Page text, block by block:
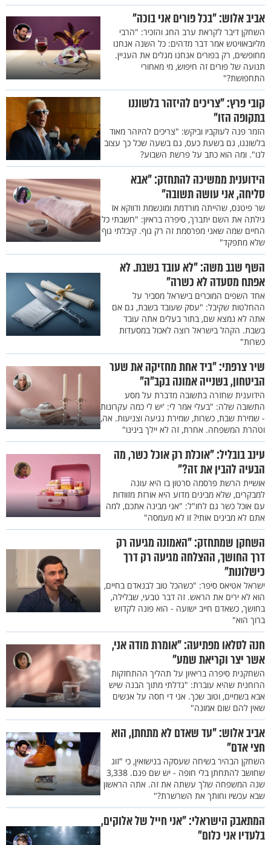
אביב אלוש: "בכל פורים אני בוכה"
השחקן דיבר לקראת ערב החג והזכיר: "הרבי
מליובאוויטש אמר דבר מדהים: כל השנה אנחנו
מחופשים, רק בפורים אנחנו מגלים את העניין.
תנועה של פורים זה חיפוש, מי מאחורי
התחפושת?"
קובי פרץ: "צריכים להיזהר בלשוננו
בתקופה הזו"
הזמר פנה לעוקביו וביקש: "צריכים להיזהר מאוד
בלשוננו, גם בשעת כעס, גם בשעה שכל כך עצוב
לנו". ומה הוא כתב על פרשת השבוע?
הידוענית ממשיכה להתחזק: "אבא
סליחה, אני עושה תשובה"
שר פיטנס, שהייתה מורדמת ומונשמת ודווקא אז
גילתה את השם יתברך, סיפרה בראיון: "חשבתי כל
החיים שמה שאני מפרסמת זה רק גוף. קיבלתי גוף
שלא מתפקד"
השף שגב משה: "לא עובד בשבת. לא
אפתח מסעדה לא כשרה"
אחד השפים המוכרים בישראל מסביר על
ההחלטות שקיבל: "עסק שעובד בשבת, גם אם
אתה לא נמצא שם, בתור בעלים אתה עובד
בשבת. הקהל בישראל רוצה לאכול במסעדות
כשרות"
שיר צרפתי: "ביד אחת מחזיקה את שער
הביטחון, בשנייה אמונה בקב"ה"
הידוענית שחזרה בתשובה מדברת על מסע
התשובה שלה: "בעלי אמר לי: 'יש לי כמה עקרונות
- שמירת שבת, כשרות, שמירת נגיעה וצניעות. אה,
וטהרת המשפחה. אחרת, זה לא יילך בינינו"
עינב בובליל: "אוכלת רק אוכל כשר, מה
הבעיה להבין את זה?"
אושיית הרשת פרסמה סרטון בו היא עונה
למבקרים, שלא מבינים מדוע היא אורזת מזוודות
עם אוכל כשר גם לחו"ל: "אני מבינה אתכם, למה
אתם לא מבינים אותי? זו לא מעמסה"
השחקן שמתחזק: "האמונה מגיעה רק
דרך החושך, ההצלחה מגיעה רק דרך
כישלונות"
ישראל אטיאס סיפר: "כשהכל טוב לבנאדם בחיים,
הוא לא ירים את הראש. זה דבר טבעי, שבלילה,
בחושך, כשאדם חייב ישועה - הוא פונה לקדוש
ברוך הוא"
חנה לסלאו מפתיעה: "אומרת מודה אני,
אשר יצר וקריאת שמע"
השחקנית סיפרה בריאיון על תהליך ההתחזקות
הרוחנית שהיא עוברת: "גדלתי מתוך הבנה שיש
אבא בשמיים, וטוב שכך. אני די חסה על אנשים
שאין להם שום אמונה"
אביב אלוש: "עד שאדם לא מתחתן, הוא
חצי אדם"
השחקן הבהיר בשיחה שעסקה בנישואין, כי "זוג
שחושב להתחתן בלי חופה - יש שם פגם. 3,338
שנה המשפחה שלך עשתה את זה. אתה הראשון
שבא עכשיו וחותך את השרשרת?"
המתאבק הישראלי: "אני חייל של אלוקים,
בלעדיו אני כלום"